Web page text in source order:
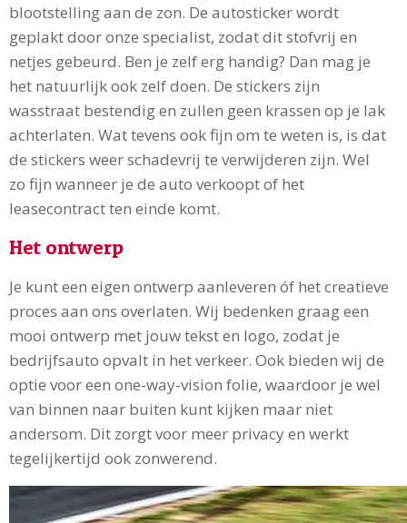
blootstelling aan de zon. De autosticker wordt
geplakt door onze specialist, zodat dit stofvrij en
netjes gebeurd. Ben je zelf erg handig? Dan mag je
het natuurlijk ook zelf doen. De stickers zijn
wasstraat bestendig en zullen geen krassen op je lak
achterlaten. Wat tevens ook fijn om te weten is, is dat
de stickers weer schadevrij te verwijderen zijn. Wel
zo fijn wanneer je de auto verkoopt of het
leasecontract ten einde komt.
Het ontwerp
Je kunt een eigen ontwerp aanleveren óf het creatieve
proces aan ons overlaten. Wij bedenken graag een
mooi ontwerp met jouw tekst en logo, zodat je
bedrijfsauto opvalt in het verkeer. Ook bieden wij de
optie voor een one-way-vision folie, waardoor je wel
van binnen naar buiten kunt kijken maar niet
andersom. Dit zorgt voor meer privacy en werkt
tegelijkertijd ook zonwerend.